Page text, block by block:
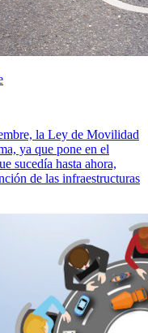
la Ley de Movilidad
ya que pone en el
sucedía hasta ahora,
de las infraestructuras